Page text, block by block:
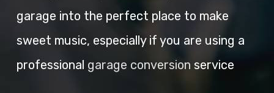
garage into the perfect place to make
sweet music, especially if you are using a
professional garage conversion service